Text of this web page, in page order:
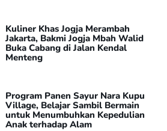
Kuliner Khas Jogja Merambah
Jakarta, Bakmi Jogja Mbah Walid
Buka Cabang di Jalan Kendal
Menteng
Program Panen Sayur Nara Kupu
Village, Belajar Sambil Bermain
untuk Menumbuhkan Kepedulian
Anak terhadap Alam